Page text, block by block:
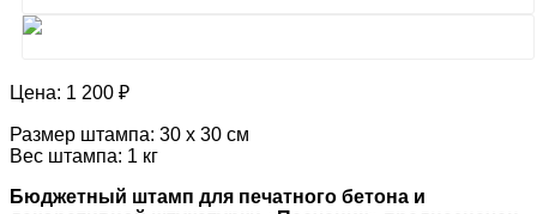
Цена: 1 200 ₽
Размер штампа: 30 х 30 см
Вес штампа: 1 кг
Бюджетный штамп для печатного бетона и